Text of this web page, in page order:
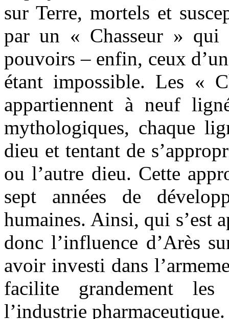
sur Terre, mortels et
par un « Chasseur » qui
pouvoirs – enfin, ceux
étant impossible. Les «
appartiennent à neuf
mythologiques, chaque
dieu et tentant de
ou l’autre dieu. Cette
sept années de
humaines. Ainsi, qui s’est
donc l’influence d’Arès
avoir investi dans
facilite grandement
l’industrie pharmaceutique.